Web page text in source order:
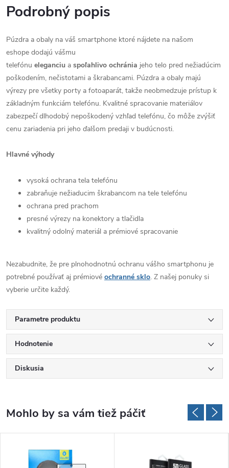
Podrobný popis
Púzdra a obaly na váš smartphone ktoré nájdete na našom
eshope dodajú vášmu
telefónu eleganciu a spoľahlivo ochránia jeho telo pred nežiadúcim
poškodením, nečistotami a škrabancami. Púzdra a obaly majú
výrezy pre všetky porty a fotoaparát, takže neobmedzuje prístup k
základným funkciám telefónu. Kvalitné spracovanie materiálov
zabezpečí dlhodobý nepoškodený vzhľad telefónu, čo môže zvýšiť
cenu zariadenia pri jeho ďalšom predaji v budúcnosti.
Hlavné výhody
vysoká ochrana tela telefónu
zabraňuje nežiaducim škrabancom na tele telefónu
ochrana pred prachom
presné výrezy na konektory a tlačidla
kvalitný odolný materiál a prémiové spracovanie
Nezabudnite, že pre plnohodnotnú ochranu vášho smartphonu je
potrebné používať aj prémiové ochranné sklo. Z našej ponuky si
vyberie určite každý.
Parametre produktu
Hodnotenie
Diskusia